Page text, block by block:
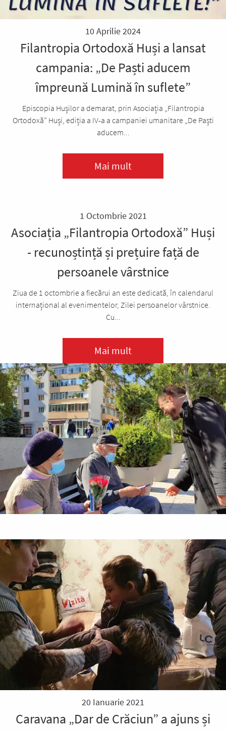
10 Aprilie 2024
Filantropia Ortodoxă Huși a lansat
campania: „De Paști aducem
împreună Lumină în suflete”
Episcopia Hușilor a demarat, prin Asociația „Filantropia
Ortodoxă” Huși, ediția a IV-a a campaniei umanitare „De Paști
aducem...
Mai mult
1 Octombrie 2021
Asociația „Filantropia Ortodoxă” Huși
- recunoștință și prețuire față de
persoanele vârstnice
Ziua de 1 octombrie a fiecărui an este dedicată, în calendarul
internațional al evenimentelor, Zilei persoanelor vârstnice.
Cu...
Mai mult
20 Ianuarie 2021
Caravana „Dar de Crăciun” a ajuns și